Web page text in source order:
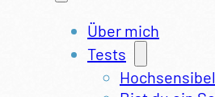
Über mich
Tests